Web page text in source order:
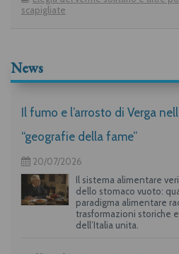
scapigliate
News
Il fumo e l’arrosto di Verga
“geografie della fame”
20/07/2026
Il sistema alimentare
dello stomaco vuoto:
paradigma alimentare
trasformazioni storiche
dell’Italia unita.